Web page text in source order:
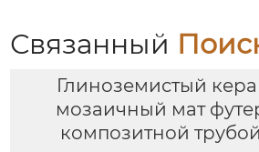
Связанный
Глиноземистый
мозаичный мат
композитной